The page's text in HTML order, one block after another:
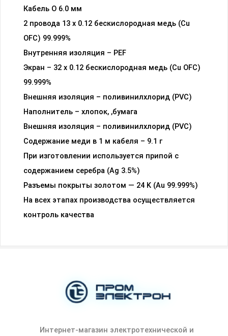
Кабель O 6.0 мм
2 провода 13 x 0.12 бескислородная медь (Cu
OFC) 99.999%
Внутренняя изоляция – PEF
Экран – 32 x 0.12 бескислородная медь (Cu OFC)
99.999%
Внешняя изоляция – поливинилхлорид (PVC)
Наполнитель – хлопок, ,бумага
Внешняя изоляция – поливинилхлорид (PVC)
Содержание меди в 1 м кабеля – 9.1 г
При изготовлении используется припой с
содержанием серебра (Ag 3.5%)
Разъемы покрыты золотом — 24 K (Au 99.999%)
На всех этапах производства осуществляется
контроль качества
Интернет-магазин электротехнической и